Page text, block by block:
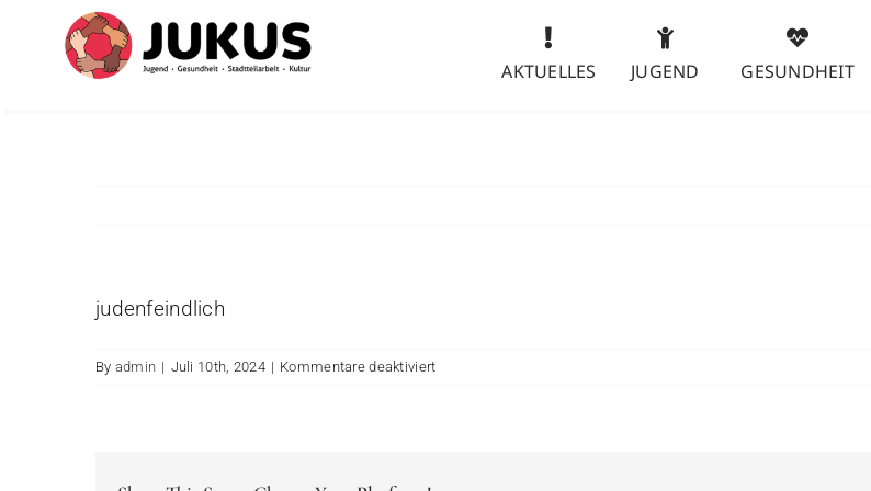
AKTUELLES JUGEND GESUNDHEIT
judenfeindlich
By admin | Juli 10th, 2024 | Kommentare deaktiviertfür